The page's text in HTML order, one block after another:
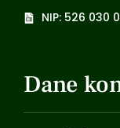
NIP: 526 030
Dane